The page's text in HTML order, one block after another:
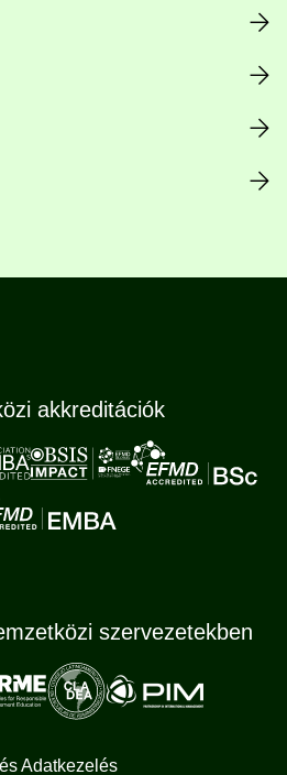
akkreditációk
szervezetekben
Adatkezelés